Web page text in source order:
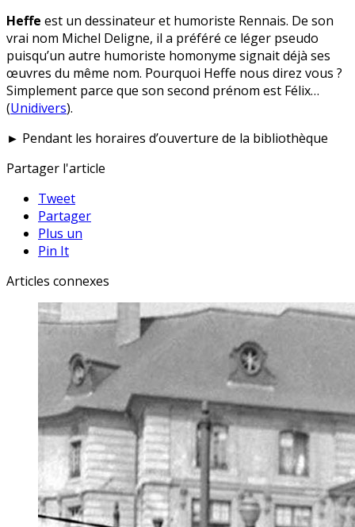
Heffe est un dessinateur et humoriste Rennais. De son
vrai nom Michel Deligne, il a préféré ce léger pseudo
puisqu’un autre humoriste homonyme signait déjà ses
œuvres du même nom. Pourquoi Heffe nous direz vous ?
Simplement parce que son second prénom est Félix…
(Unidivers).
► Pendant les horaires d’ouverture de la bibliothèque
Partager l'article
Tweet
Partager
Plus un
Pin It
Articles connexes